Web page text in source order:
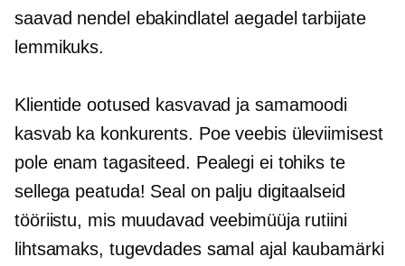
saavad nendel ebakindlatel aegadel tarbijate
lemmikuks.
Klientide ootused kasvavad ja samamoodi
kasvab ka konkurents. Poe veebis üleviimisest
pole enam tagasiteed. Pealegi ei tohiks te
sellega peatuda! Seal on palju digitaalseid
tööriistu, mis muudavad veebimüüja rutiini
lihtsamaks, tugevdades samal ajal kaubamärki